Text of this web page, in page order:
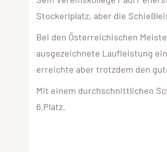
Stockerlplatz, aber die
Bei den Österreichischen
ausgezeichnete Laufleistung
erreichte aber trotzdem den
Mit einem durchschnittlichen
6.Platz.